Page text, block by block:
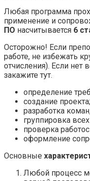
Любая программа
применение и
ПО насчитывается 6
Осторожно! Если
работе, не избежать
отчисления). Если нет
закажите тут.
определение
создание проекта;
разработка
группировка
проверка
оформление
Основные
Любой процесс